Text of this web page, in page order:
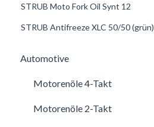
STRUB Moto Fork Oil Synt 12
STRUB Antifreeze XLC 50/50 (grün)
Automotive
Motorenöle 4-Takt
Motorenöle 2-Takt